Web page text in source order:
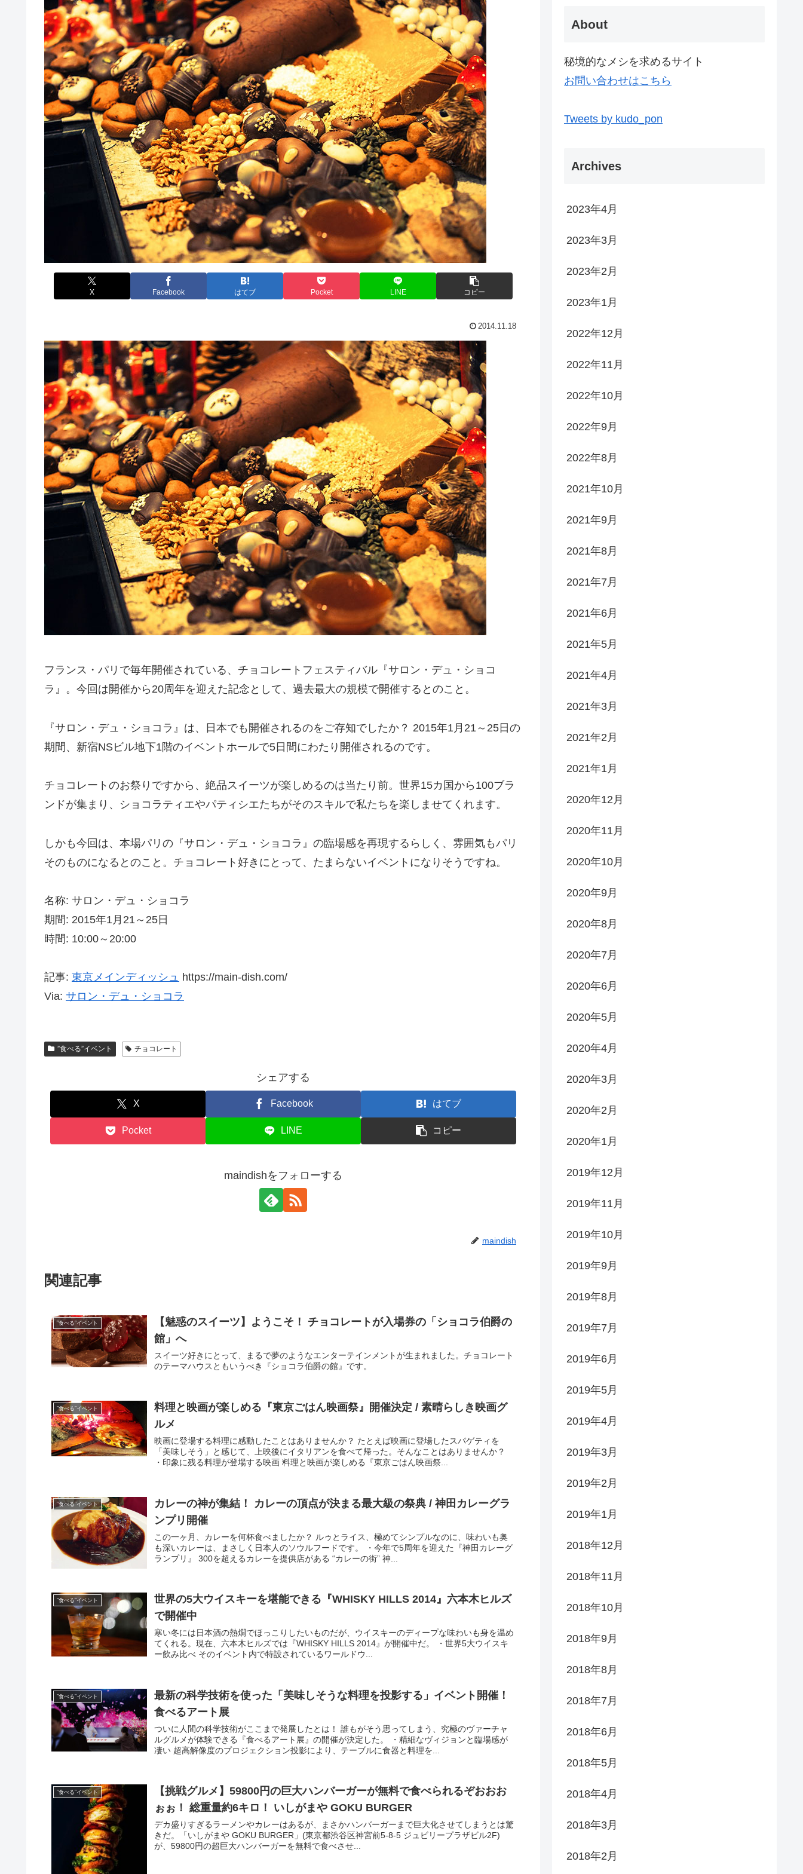
X Facebook はてブ Pocket LINE コピー
2014.11.18
フランス・パリで毎年開催されている、チョコレートフェスティバル『サロン・デュ・ショコ
ラ』。今回は開催から20周年を迎えた記念として、過去最大の規模で開催するとのこと。
『サロン・デュ・ショコラ』は、日本でも開催されるのをご存知でしたか？ 2015年1月21～25日の
期間、新宿NSビル地下1階のイベントホールで5日間にわたり開催されるのです。
チョコレートのお祭りですから、絶品スイーツが楽しめるのは当たり前。世界15カ国から100ブラ
ンドが集まり、ショコラティエやパティシエたちがそのスキルで私たちを楽しませてくれます。
しかも今回は、本場パリの『サロン・デュ・ショコラ』の臨場感を再現するらしく、雰囲気もパリ
そのものになるとのこと。チョコレート好きにとって、たまらないイベントになりそうですね。
名称: サロン・デュ・ショコラ
期間: 2015年1月21～25日
時間: 10:00～20:00
記事: 東京メインディッシュ https://main-dish.com/
Via: サロン・デュ・ショコラ
”食べる”イベント チョコレート
シェアする
X Facebook はてブ
Pocket LINE コピー
maindishをフォローする
maindish
関連記事
”食べる”イベント
【魅惑のスイーツ】ようこそ！ チョコレートが入場券の「ショコラ伯爵の
館」へ
スイーツ好きにとって、まるで夢のようなエンターテインメントが生まれました。チョコレート
のテーマハウスともいうべき『ショコラ伯爵の館』です。
”食べる”イベント
料理と映画が楽しめる『東京ごはん映画祭』開催決定 / 素晴らしき映画グ
ルメ
映画に登場する料理に感動したことはありませんか？ たとえば映画に登場したスパゲティを
「美味しそう」と感じて、上映後にイタリアンを食べて帰った。そんなことはありませんか？
・印象に残る料理が登場する映画 料理と映画が楽しめる『東京ごはん映画祭...
”食べる”イベント
カレーの神が集結！ カレーの頂点が決まる最大級の祭典 / 神田カレーグラ
ンプリ開催
この一ヶ月、カレーを何杯食べましたか？ ルゥとライス、極めてシンプルなのに、味わいも奥
も深いカレーは、まさしく日本人のソウルフードです。 ・今年で5周年を迎えた『神田カレーグ
ランプリ』 300を超えるカレーを提供店がある “カレーの街” 神...
”食べる”イベント
世界の5大ウイスキーを堪能できる『WHISKY HILLS 2014』六本木ヒルズ
で開催中
寒い冬には日本酒の熱燗でほっこりしたいものだが、ウイスキーのディープな味わいも身を温め
てくれる。現在、六本木ヒルズでは『WHISKY HILLS 2014』が開催中だ。 ・世界5大ウイスキ
ー飲み比べ そのイベント内で特設されているワールドウ...
”食べる”イベント
最新の科学技術を使った「美味しそうな料理を投影する」イベント開催！
食べるアート展
ついに人間の科学技術がここまで発展したとは！ 誰もがそう思ってしまう、究極のヴァーチャ
ルグルメが体験できる『食べるアート展』の開催が決定した。 ・精細なヴィジョンと臨場感が
凄い 超高解像度のプロジェクション投影により、テーブルに食器と料理を...
”食べる”イベント
【挑戦グルメ】59800円の巨大ハンバーガーが無料で食べられるぞおおお
ぉぉ！ 総重量約6キロ！ いしがまや GOKU BURGER
デカ盛りすぎるラーメンやカレーはあるが、まさかハンバーガーまで巨大化させてしまうとは驚
きだ。「いしがまや GOKU BURGER」(東京都渋谷区神宮前5-8-5 ジュビリープラザビル2F)
が、59800円の超巨大ハンバーガーを無料で食べさせ...
About
秘境的なメシを求めるサイト
お問い合わせはこちら
Tweets by kudo_pon
Archives
2023年4月
2023年3月
2023年2月
2023年1月
2022年12月
2022年11月
2022年10月
2022年9月
2022年8月
2021年10月
2021年9月
2021年8月
2021年7月
2021年6月
2021年5月
2021年4月
2021年3月
2021年2月
2021年1月
2020年12月
2020年11月
2020年10月
2020年9月
2020年8月
2020年7月
2020年6月
2020年5月
2020年4月
2020年3月
2020年2月
2020年1月
2019年12月
2019年11月
2019年10月
2019年9月
2019年8月
2019年7月
2019年6月
2019年5月
2019年4月
2019年3月
2019年2月
2019年1月
2018年12月
2018年11月
2018年10月
2018年9月
2018年8月
2018年7月
2018年6月
2018年5月
2018年4月
2018年3月
2018年2月